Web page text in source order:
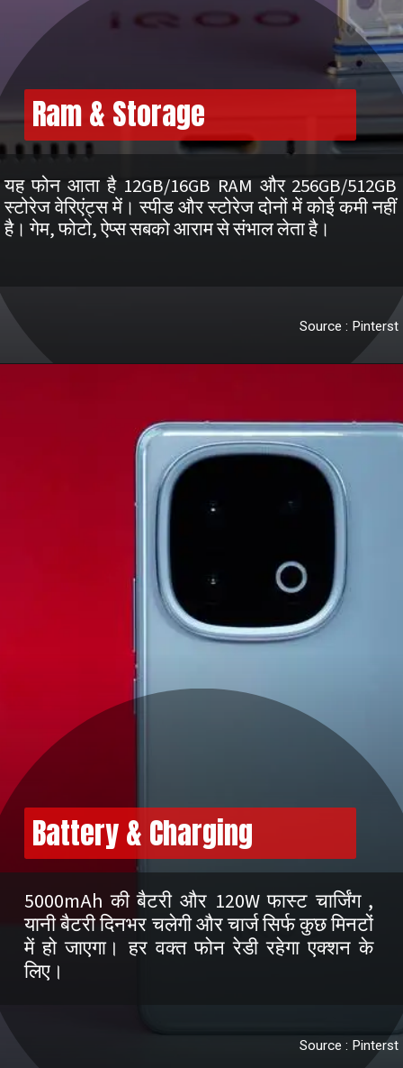
Ram & Storage
यह फोन आता है 12GB/16GB RAM और 256GB/512GB
स्टोरेज वेरिएंट्स में। स्पीड और स्टोरेज दोनों में कोई कमी नहीं
Source : Pinterst
Battery & Charging
5000mAh की बैटरी और 120W फास्ट चार्जिंग ,
यानी बैटरी दिनभर चलेगी और चार्ज सिर्फ कुछ मिनटों
में हो जाएगा। हर वक्त फोन रेडी रहेगा एक्शन के
Source : Pinterst